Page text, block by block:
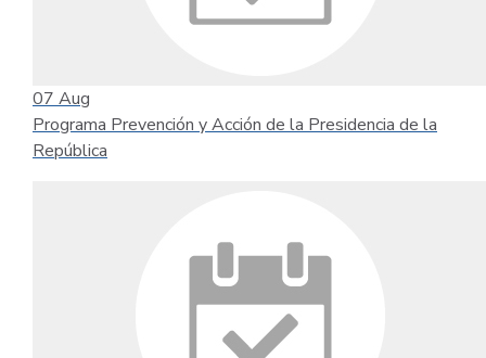
07 Aug
Programa Prevención y Acción de la Presidencia de la
República